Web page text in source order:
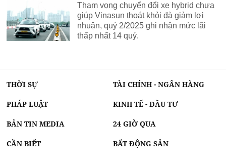
Tham vọng chuyển đổi xe hybrid chưa
giúp Vinasun thoát khỏi đà giảm lợi
nhuận, quý 2/2025 ghi nhận mức lãi
thấp nhất 14 quý.
THỜI SỰ TÀI CHÍNH - NGÂN HÀNG
PHÁP LUẬT KINH TẾ - ĐẦU TƯ
BẢN TIN MEDIA 24 GIỜ QUA
CẦN BIẾT BẤT ĐỘNG SẢN